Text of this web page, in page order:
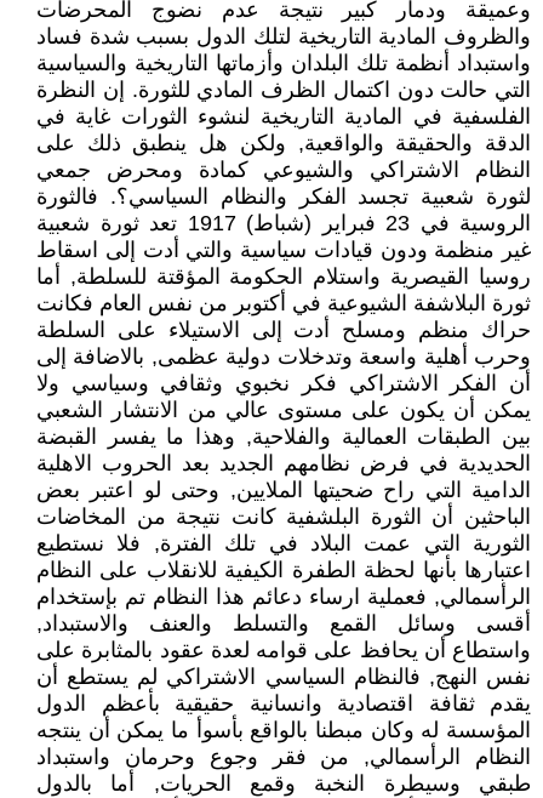
وعميقة ودمار كبير نتيجة عدم نضوج المحرضات
والظروف المادية التاريخية لتلك الدول بسبب شدة فساد
واستبداد أنظمة تلك البلدان وأزماتها التاريخية والسياسية
التي حالت دون اكتمال الظرف المادي للثورة. إن النظرة
الفلسفية في المادية التاريخية لنشوء الثورات غاية في
الدقة والحقيقة والواقعية, ولكن هل ينطبق ذلك على
النظام الاشتراكي والشيوعي كمادة ومحرض جمعي
لثورة شعبية تجسد الفكر والنظام السياسي؟. فالثورة
الروسية في 23 فبراير (شباط) 1917 تعد ثورة شعبية
غير منظمة ودون قيادات سياسية والتي أدت إلى اسقاط
روسيا القيصرية واستلام الحكومة المؤقتة للسلطة, أما
ثورة البلاشفة الشيوعية في أكتوبر من نفس العام فكانت
حراك منظم ومسلح أدت إلى الاستيلاء على السلطة
وحرب أهلية واسعة وتدخلات دولية عظمى, بالاضافة إلى
أن الفكر الاشتراكي فكر نخبوي وثقافي وسياسي ولا
يمكن أن يكون على مستوى عالي من الانتشار الشعبي
بين الطبقات العمالية والفلاحية, وهذا ما يفسر القبضة
الحديدية في فرض نظامهم الجديد بعد الحروب الاهلية
الدامية التي راح ضحيتها الملايين, وحتى لو اعتبر بعض
الباحثين أن الثورة البلشفية كانت نتيجة من المخاضات
الثورية التي عمت البلاد في تلك الفترة, فلا نستطيع
اعتبارها بأنها لحظة الطفرة الكيفية للانقلاب على النظام
الرأسمالي, فعملية ارساء دعائم هذا النظام تم بإستخدام
أقسى وسائل القمع والتسلط والعنف والاستبداد,
واستطاع أن يحافظ على قوامه لعدة عقود بالمثابرة على
نفس النهج, فالنظام السياسي الاشتراكي لم يستطع أن
يقدم ثقافة اقتصادية وانسانية حقيقية بأعظم الدول
المؤسسة له وكان مبطنا بالواقع بأسوأ ما يمكن أن ينتجه
النظام الرأسمالي, من فقر وجوع وحرمان واستبداد
طبقي وسيطرة النخبة وقمع الحريات, أما بالدول